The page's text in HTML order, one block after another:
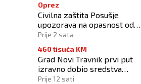
Oprez
Civilna zaštita Posušje
upozorava na opasnost od
požara na Blidinju
Prije 2 sata
460 tisuća KM
Grad Novi Travnik prvi put
izravno dobio sredstva
Europske unije
Prije 12 sati